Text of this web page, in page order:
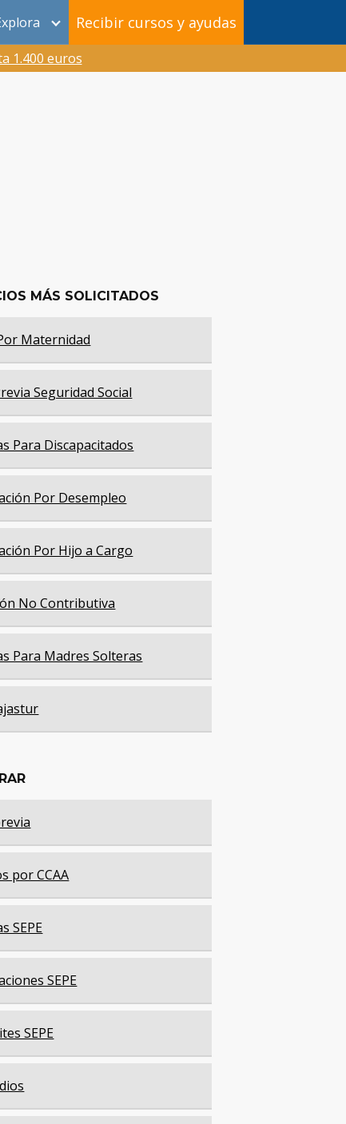
Recibir cursos y ayudas
1.400 euros
MÁS SOLICITADOS
Maternidad
Seguridad Social
Para Discapacitados
Por Desempleo
Por Hijo a Cargo
No Contributiva
Para Madres Solteras
por CCAA
SEPE
SEPE
SEPE